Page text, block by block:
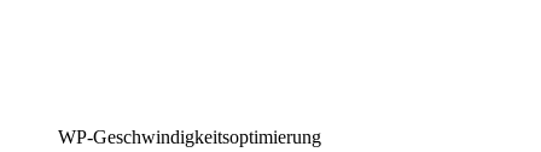
WP-Geschwindigkeitsoptimierung